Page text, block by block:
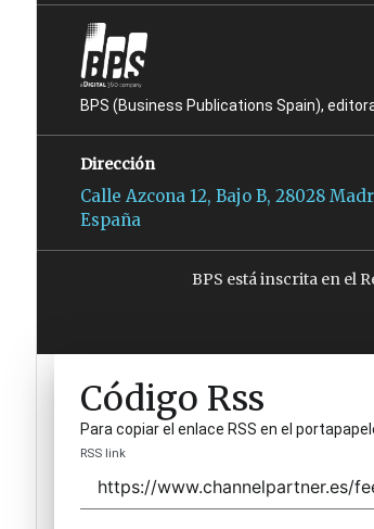
BPS (Business Publications Spain),
Dirección
Calle Azcona 12, Bajo B, 28028
España
BPS está inscrita en el
Código Rss
Para copiar el enlace RSS en el
RSS link